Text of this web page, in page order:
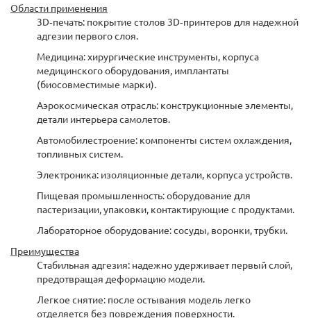
Области применения
3D‑печать: покрытие столов 3D‑принтеров для надежной
адгезии первого слоя.
Медицина: хирургические инструменты, корпуса
медицинского оборудования, имплантаты
(биосовместимые марки).
Аэрокосмическая отрасль: конструкционные элементы,
детали интерьера самолетов.
Автомобилестроение: компоненты систем охлаждения,
топливных систем.
Электроника: изоляционные детали, корпуса устройств.
Пищевая промышленность: оборудование для
пастеризации, упаковки, контактирующие с продуктами.
Лабораторное оборудование: сосуды, воронки, трубки.
Преимущества
Стабильная адгезия: надежно удерживает первый слой,
предотвращая деформацию модели.
Легкое снятие: после остывания модель легко
отделяется без повреждения поверхности.